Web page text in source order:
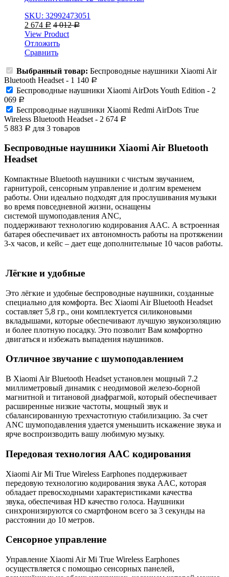
SKU: 32992473051
2 674 Р 4 012Р
View Product
Отложить
Сравнить
Выбранный товар: Беспроводные наушники Xiaomi Air
Bluetooth Headset - 1 140 Р
Беспроводные наушники Xiaomi AirDots Youth Edition - 2
069 Р
Беспроводные наушники Xiaomi Redmi AirDots True
Wireless Bluetooth Headset - 2 674 Р
5 883 Р для 3 товаров
Беспроводные наушники Xiaomi Air Bluetooth
Headset
Компактные Bluetooth наушники с чистым звучанием,
гарнитурой, сенсорным управление и долгим временем
работы. Они идеально подходят для прослушивания музыки
во время повседневной жизни, оснащены
системой шумоподавления ANC,
поддерживают технологию кодирования AAC. А встроенная
батарея обеспечивает их автономность работы на протяжении
3-х часов, и кейс – дает еще дополнительные 10 часов работы.
Лёгкие и удобные
Это лёгкие и удобные беспроводные наушники, созданные
специально для комфорта. Вес Xiaomi Air Bluetooth Headset
составляет 5,8 гр., они комплектуется силиконовыми
вкладышами, которые обеспечивают лучшую звукоизоляцию
и более плотную посадку. Это позволит Вам комфортно
двигаться и избежать выпадения наушников.
Отличное звучание с шумоподавлением
В Xiaomi Air Bluetooth Headset установлен мощный 7.2
миллиметровый динамик с неодимовой железо-борной
магнитной и титановой диафрагмой, который обеспечивает
расширенные низкие частоты, мощный звук и
сбалансированную трехчастотную стабилизацию. За счет
ANC шумоподавления удается уменьшить искажение звука и
ярче воспроизводить вашу любимую музыку.
Передовая технология AAC кодирования
Xiaomi Air Mi True Wireless Earphones поддерживает
передовую технологию кодирования звука AAC, которая
обладает превосходными характеристиками качества
звука, обеспечивая HD качество голоса. Наушники
синхронизируются со смартфоном всего за 3 секунды на
расстоянии до 10 метров.
Сенсорное управление
Управление Xiaomi Air Mi True Wireless Earphones
осуществляется с помощью сенсорных панелей,